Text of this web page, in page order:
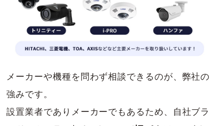
メーカーや機種を問わず相談できるのが、弊社の
強みです。
設置業者でありメーカーでもあるため、自社ブラ